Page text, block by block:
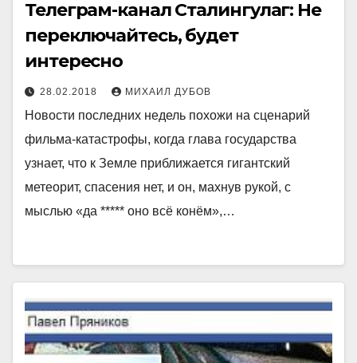
Телеграм-канал Сталингулаг: Не
переключайтесь, будет
интересно
28.02.2018 МИХАИЛ ДУБОВ
Новости последних недель похожи на сценарий
фильма-катастрофы, когда глава государства
узнает, что к Земле приближается гигантский
метеорит, спасения нет, и он, махнув рукой, с
мыслью «да ***** оно всё конём»,…